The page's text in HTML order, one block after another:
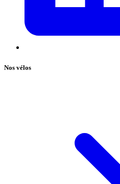
Nos vélos